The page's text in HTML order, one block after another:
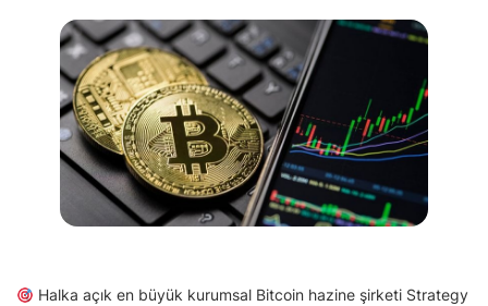
Halka açık en büyük kurumsal Bitcoin hazine şirketi Strategy